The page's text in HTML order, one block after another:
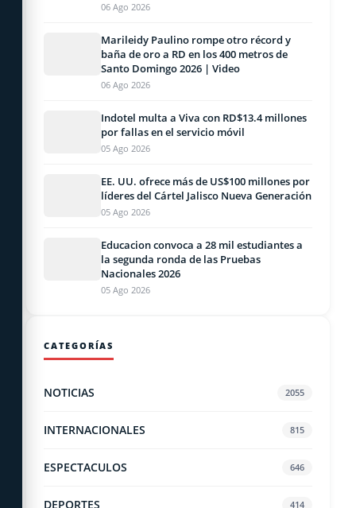
06 Ago 2026
Marileidy Paulino rompe otro récord y
baña de oro a RD en los 400 metros de
Santo Domingo 2026 | Video
06 Ago 2026
Indotel multa a Viva con RD$13.4 millones
por fallas en el servicio móvil
05 Ago 2026
EE. UU. ofrece más de US$100 millones por
líderes del Cártel Jalisco Nueva Generación
05 Ago 2026
Educacion convoca a 28 mil estudiantes a
la segunda ronda de las Pruebas
Nacionales 2026
05 Ago 2026
CATEGORÍAS
NOTICIAS 2055
INTERNACIONALES 815
ESPECTACULOS 646
DEPORTES 414